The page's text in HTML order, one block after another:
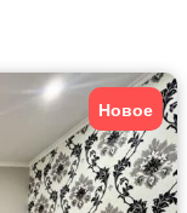
Новое